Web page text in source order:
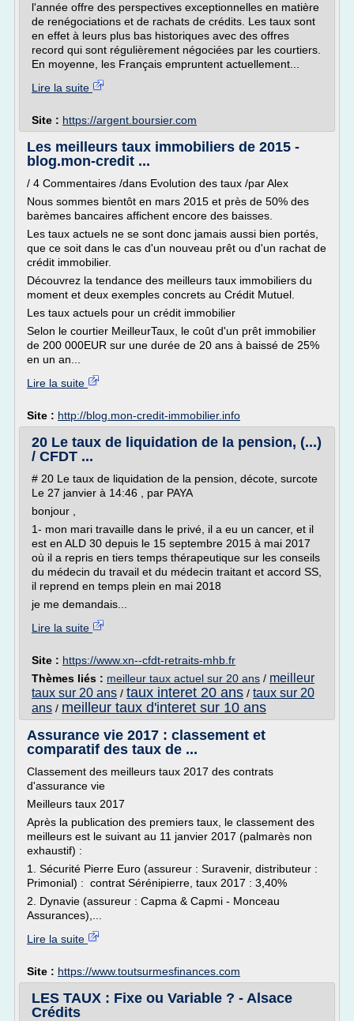
l'année offre des perspectives exceptionnelles en matière
de renégociations et de rachats de crédits. Les taux sont
en effet à leurs plus bas historiques avec des offres
record qui sont régulièrement négociées par les courtiers.
En moyenne, les Français empruntent actuellement...
Lire la suite
Site : https://argent.boursier.com
Les meilleurs taux immobiliers de 2015 -
blog.mon-credit ...
/ 4 Commentaires /dans Evolution des taux /par Alex
Nous sommes bientôt en mars 2015 et près de 50% des
barèmes bancaires affichent encore des baisses.
Les taux actuels ne se sont donc jamais aussi bien portés,
que ce soit dans le cas d'un nouveau prêt ou d'un rachat de
crédit immobilier.
Découvrez la tendance des meilleurs taux immobiliers du
moment et deux exemples concrets au Crédit Mutuel.
Les taux actuels pour un crédit immobilier
Selon le courtier MeilleurTaux, le coût d'un prêt immobilier
de 200 000EUR sur une durée de 20 ans à baissé de 25%
en un an...
Lire la suite
Site : http://blog.mon-credit-immobilier.info
20 Le taux de liquidation de la pension, (...)
/ CFDT ...
# 20 Le taux de liquidation de la pension, décote, surcote
Le 27 janvier à 14:46 , par PAYA
bonjour ,
1- mon mari travaille dans le privé, il a eu un cancer, et il
est en ALD 30 depuis le 15 septembre 2015 à mai 2017
où il a repris en tiers temps thérapeutique sur les conseils
du médecin du travail et du médecin traitant et accord SS,
il reprend en temps plein en mai 2018
je me demandais...
Lire la suite
Site : https://www.xn--cfdt-retraits-mhb.fr
Thèmes liés : meilleur taux actuel sur 20 ans / meilleur
taux sur 20 ans / taux interet 20 ans / taux sur 20
ans / meilleur taux d'interet sur 10 ans
Assurance vie 2017 : classement et
comparatif des taux de ...
Classement des meilleurs taux 2017 des contrats
d'assurance vie
Meilleurs taux 2017
Après la publication des premiers taux, le classement des
meilleurs est le suivant au 11 janvier 2017 (palmarès non
exhaustif) :
1. Sécurité Pierre Euro (assureur : Suravenir, distributeur :
Primonial) : contrat Sérénipierre, taux 2017 : 3,40%
2. Dynavie (assureur : Capma & Capmi - Monceau
Assurances),...
Lire la suite
Site : https://www.toutsurmesfinances.com
LES TAUX : Fixe ou Variable ? - Alsace
Crédits